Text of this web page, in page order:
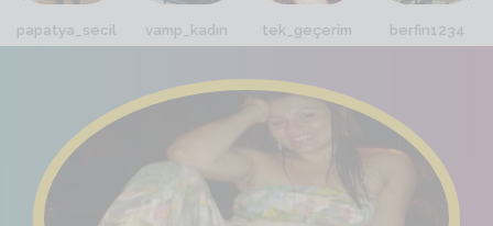
papatya_secil vamp_kadın tek_geçerim berfin1234